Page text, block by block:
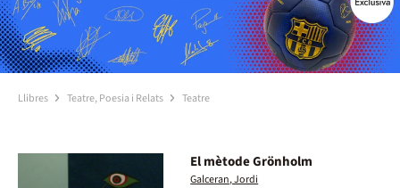
Llibres Teatre, Poesia i Relats Teatre
El mètode Grönholm
Galceran, Jordi